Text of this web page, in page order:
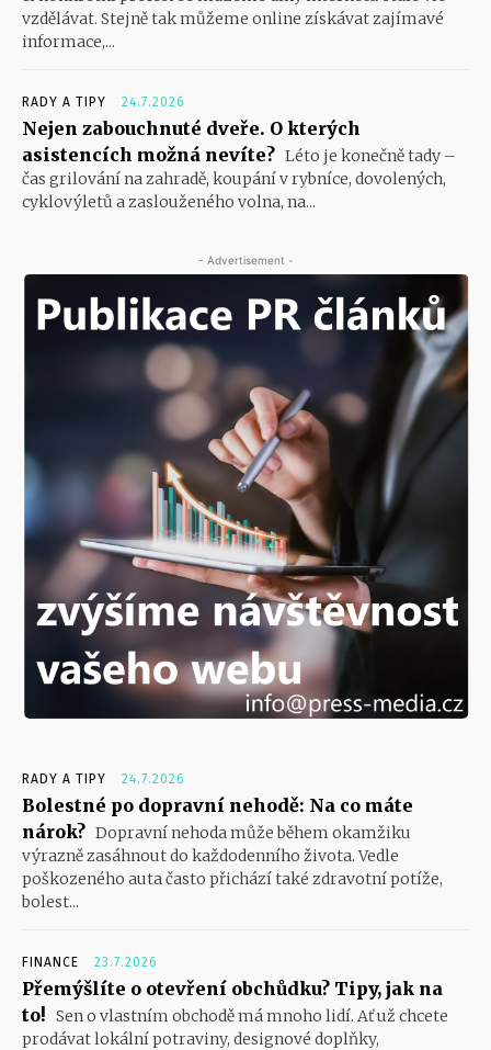
vzdělávat. Stejně tak můžeme online získávat zajímavé
informace,...
RADY A TIPY 24.7.2026
Nejen zabouchnuté dveře. O kterých
asistencích možná nevíte? Léto je konečně tady –
čas grilování na zahradě, koupání v rybníce, dovolených,
cyklovýletů a zaslouženého volna, na...
- Advertisement -
RADY A TIPY 24.7.2026
Bolestné po dopravní nehodě: Na co máte
nárok? Dopravní nehoda může během okamžiku
výrazně zasáhnout do každodenního života. Vedle
poškozeného auta často přichází také zdravotní potíže,
bolest...
FINANCE 23.7.2026
Přemýšlíte o otevření obchůdku? Tipy, jak na
to! Sen o vlastním obchodě má mnoho lidí. Ať už chcete
prodávat lokální potraviny, designové doplňky,